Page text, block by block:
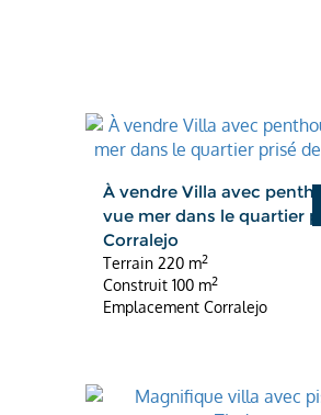
À vendre Villa avec
vue mer dans le quartier
Corralejo
Terrain220 m2
Construit100 m2
EmplacementCorralejo